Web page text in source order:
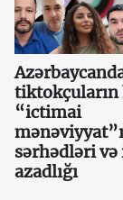
tiktokçuların
“ictimai
sərhədləri və
azadlığı